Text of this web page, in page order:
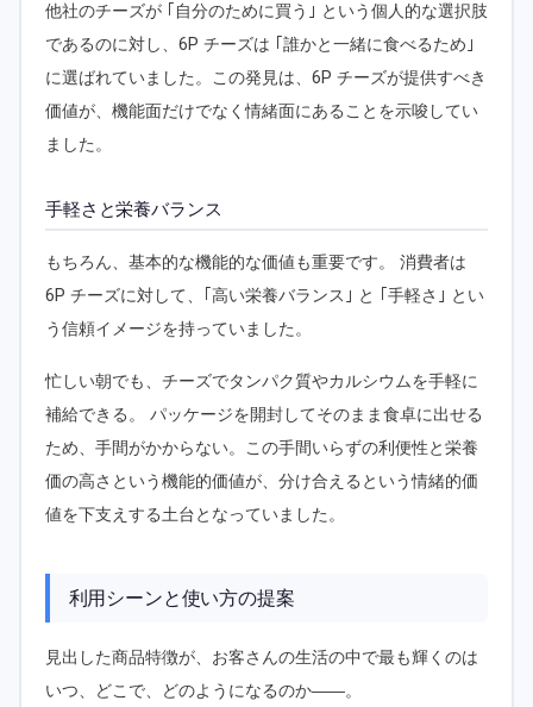
他社のチーズが ｢自分のために買う｣ という個人的な選択肢
であるのに対し、6P チーズは ｢誰かと一緒に食べるため｣
に選ばれていました。この発見は、6P チーズが提供すべき
価値が、機能面だけでなく情緒面にあることを示唆してい
ました。
手軽さと栄養バランス
もちろん、基本的な機能的な価値も重要です。 消費者は
6P チーズに対して、｢高い栄養バランス｣ と ｢手軽さ｣ とい
う信頼イメージを持っていました。
忙しい朝でも、チーズでタンパク質やカルシウムを手軽に
補給できる。 パッケージを開封してそのまま食卓に出せる
ため、手間がかからない。この手間いらずの利便性と栄養
価の高さという機能的価値が、分け合えるという情緒的価
値を下支えする土台となっていました。
利用シーンと使い方の提案
見出した商品特徴が、お客さんの生活の中で最も輝くのは
いつ、どこで、どのようになるのか――。